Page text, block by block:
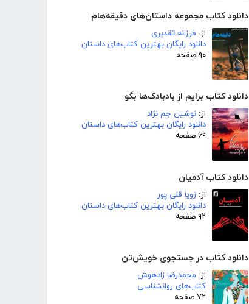
دانلود کتاب مجموعه داستان‌های دقیقه‌هام
از: فرزانه تقدیری
دانلود رایگان بهترین کتاب‌های داستان
۹۰ صفحه
دانلود کتاب برایم از بادبادک‌ها بگو
از: نوشین جم نژاد
دانلود رایگان بهترین کتاب‌های داستان
۶۹ صفحه
دانلود کتاب آدمیان
از: زویا قلی پور
دانلود رایگان بهترین کتاب‌های داستان
۹۲ صفحه
دانلود کتاب در جستجوی خویش‌تن
از: محمدرضا زادهوش
کتاب‌های روانشناسی
۷۲ صفحه